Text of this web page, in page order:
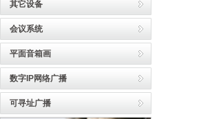
其它设备
会议系统
平面音箱画
数字IP网络广播
可寻址广播